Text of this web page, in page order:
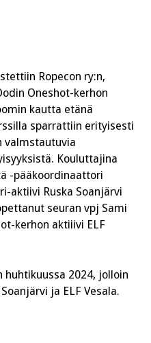
Ropecon ry:n,
Oneshot-kerhon
kautta etänä
sparrattiin erityisesti
valmstautuvia
Kouluttajina
-pääkoordinaattori
aktiivi Ruska Soanjärvi
seuran vpj Sami
kerhon aktiiivi ELF
2024, jolloin
ja ELF Vesala.